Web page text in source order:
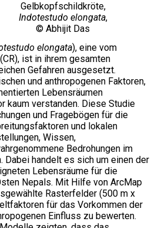
Gelbkopfschildkröte,
Indotestudo elongata,
© Abhijit Das
elongata), eine vom
ist in ihrem gesamten
Gefahren ausgesetzt.
und anthropogenen Faktoren,
Lebensräumen
kaum verstanden. Diese Studie
und Fragebögen für die
und lokalen
Wissen,
Bedrohungen im
Dabei handelt es sich um einen der
Lebensräume für die
Nepals. Mit Hilfe von ArcMap
Rasterfelder (500 m x
für das Vorkommen der
Einfluss zu bewerten.